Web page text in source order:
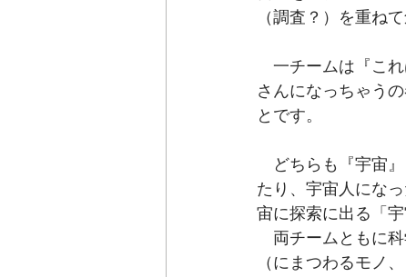
（調査？）を重ね
一チームは『これ
さんになっちゃう
とです。
どちらも『宇宙』
たり、宇宙人にな
宙に探索に出る「
両チームともに科
（にまつわるモノ